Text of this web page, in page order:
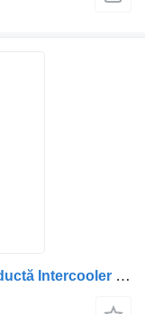
Mangueira de ar condicionado Conductă Intercooler 7423132448 para camião Renault 7423132448 (23132448)